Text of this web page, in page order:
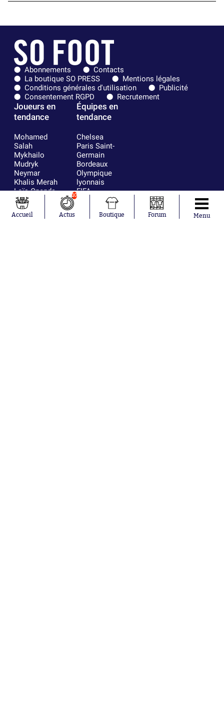
Abonnements
Contacts
La boutique SO PRESS
Mentions légales
Conditions générales d'utilisation
Publicité
Consentement RGPD
Recrutement
Joueurs en
tendance
Mohamed
Salah
Mykhailo
Mudryk
Neymar
Khalis Merah
Loïs Openda
Moussa
Niakhaté
Nicolás
Équipes en
tendance
Chelsea
Paris Saint-
Germain
Bordeaux
Olympique
lyonnais
FIFA
Real Madrid
RC Strasbourg
AC Milan
Accueil
10
Actus Boutique Forum Menu